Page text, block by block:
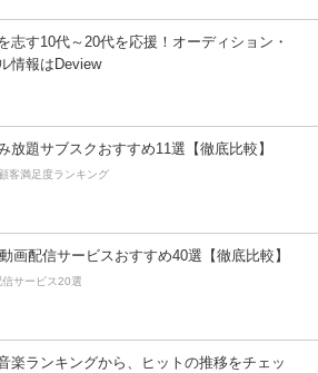
志す10代～20代を応援！オーディション・
情報はDeview
放題サブスクおすすめ11選【徹底比較】
客満足度ランキング
画配信サービスおすすめ40選【徹底比較】
サービス20選
楽ランキングから、ヒットの推移をチェッ